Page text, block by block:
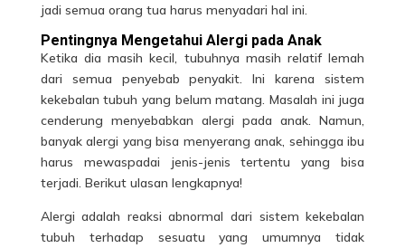
jadi semua orang tua harus menyadari hal ini.
Pentingnya Mengetahui Alergi pada Anak
Ketika dia masih kecil, tubuhnya masih relatif lemah
dari semua penyebab penyakit. Ini karena sistem
kekebalan tubuh yang belum matang. Masalah ini juga
cenderung menyebabkan alergi pada anak. Namun,
banyak alergi yang bisa menyerang anak, sehingga ibu
harus mewaspadai jenis-jenis tertentu yang bisa
terjadi. Berikut ulasan lengkapnya!
Alergi adalah reaksi abnormal dari sistem kekebalan
tubuh terhadap sesuatu yang umumnya tidak